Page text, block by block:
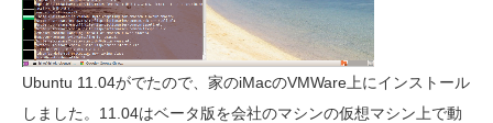
Ubuntu 11.04がでたので、家のiMacのVMWare上にインストール
しました。11.04はベータ版を会社のマシンの仮想マシン上で動